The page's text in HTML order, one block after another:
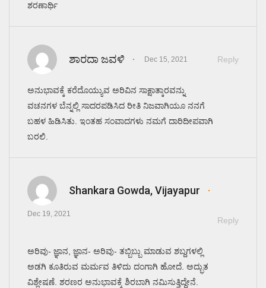
ಶರಣಾರ್ಥಿ
ಶಾರದಾ ಜವಳಿ Dec 15, 2021 Reply
ಅನುಭಾವಕ್ಕೆ ಕರೆದೊಯ್ಯುವ ಅರಿವಿನ ಸಾಕ್ಷಾತ್ಕಾರವನ್ನು
ವಚನಗಳ ಬೆನ್ನಲ್ಲಿ ಸಾದರಪಡಿಸಿದ ರೀತಿ ನಿಜವಾಗಿಯೂ ನನಗೆ
ಬಹಳ ಹಿಡಿಸಿತು. ಇಂತಹ ಸಂವಾದಗಳು ನಮಗೆ ದಾರಿದೀಪವಾಗಿ
ಬರಲಿ.
Shankara Gowda, Vijayapur
Dec 19, 2021
Reply
ಅರಿವು- ಜ್ಞಾನ, ಜ್ಞಾನ- ಅರಿವು- ತಬ್ಬಿಬ್ಬು ಮಾಡುವ ಶಬ್ದಗಳಲ್ಲಿ
ಅಡಗಿ ಕೂತಿರುವ ಮರ್ಮವ ತಿಳಿದು ದಂಗಾಗಿ ಹೋದೆ. ಅದ್ಭುತ
ವಿಶ್ಲೇಷಣೆ. ಶರಣರ ಅನುಭಾವಕ್ಕೆ ಶಿರಬಾಗಿ ನಮಿಸುತ್ತಿದ್ದೇನೆ.